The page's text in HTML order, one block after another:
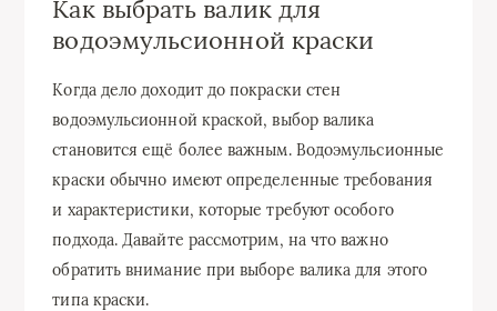
Как выбрать валик для
водоэмульсионной краски
Когда дело доходит до покраски стен
водоэмульсионной краской, выбор валика
становится ещё более важным. Водоэмульсионные
краски обычно имеют определенные требования
и характеристики, которые требуют особого
подхода. Давайте рассмотрим, на что важно
обратить внимание при выборе валика для этого
типа краски.